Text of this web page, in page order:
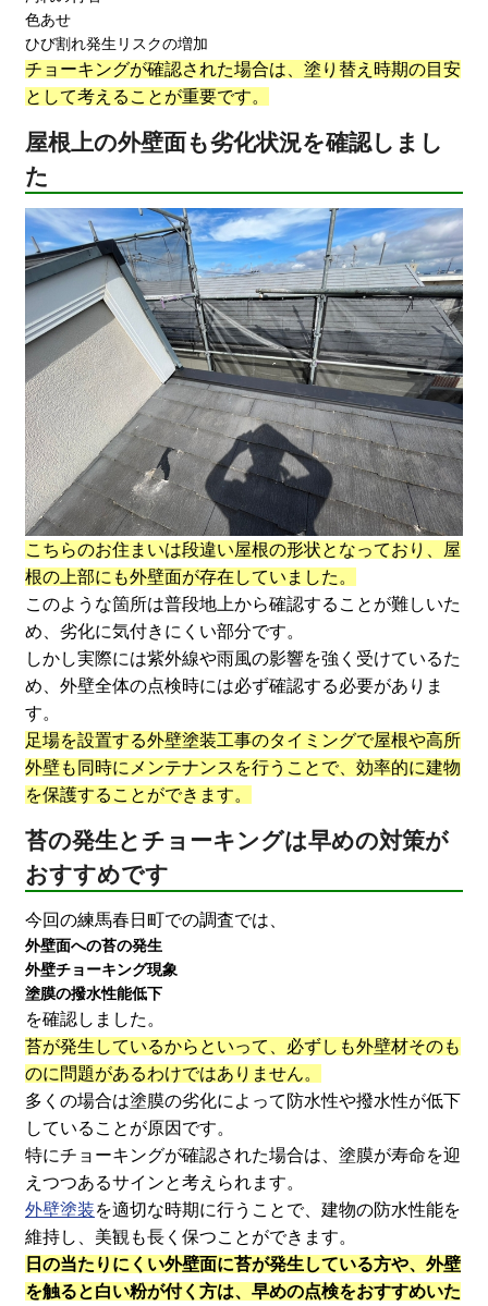
色あせ
ひび割れ発生リスクの増加
チョーキングが確認された場合は、塗り替え時期の目安
として考えることが重要です。
屋根上の外壁面も劣化状況を確認しまし
た
こちらのお住まいは段違い屋根の形状となっており、屋
根の上部にも外壁面が存在していました。
このような箇所は普段地上から確認することが難しいた
め、劣化に気付きにくい部分です。
しかし実際には紫外線や雨風の影響を強く受けているた
め、外壁全体の点検時には必ず確認する必要がありま
す。
足場を設置する外壁塗装工事のタイミングで屋根や高所
外壁も同時にメンテナンスを行うことで、効率的に建物
を保護することができます。
苔の発生とチョーキングは早めの対策が
おすすめです
今回の練馬春日町での調査では、
外壁面への苔の発生
外壁チョーキング現象
塗膜の撥水性能低下
を確認しました。
苔が発生しているからといって、必ずしも外壁材そのも
のに問題があるわけではありません。
多くの場合は塗膜の劣化によって防水性や撥水性が低下
していることが原因です。
特にチョーキングが確認された場合は、塗膜が寿命を迎
えつつあるサインと考えられます。
外壁塗装を適切な時期に行うことで、建物の防水性能を
維持し、美観も長く保つことができます。
日の当たりにくい外壁面に苔が発生している方や、外壁
を触ると白い粉が付く方は、早めの点検をおすすめいた